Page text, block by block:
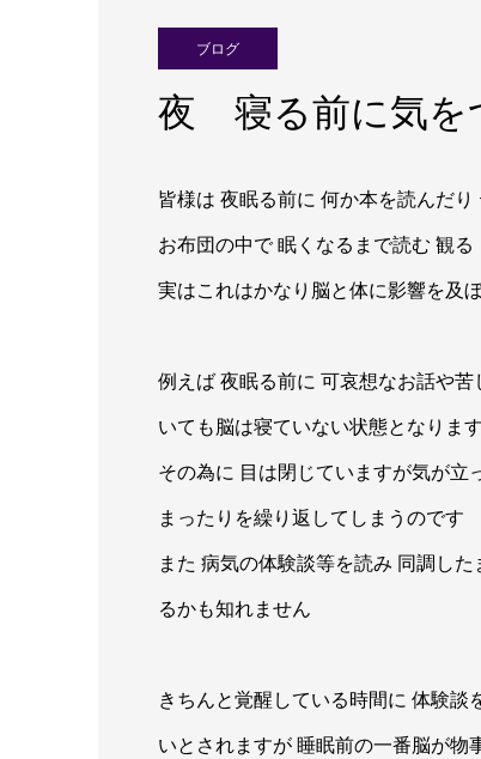
ブログ
夜 寝る前に気を
皆様は 夜眠る前に 何か本を読んだ
お布団の中で 眠くなるまで読む 観る
実はこれはかなり脳と体に影響を及
例えば 夜眠る前に 可哀想なお話や
いても脳は寝ていない状態となります
その為に 目は閉じていますが気が立
まったりを繰り返してしまうのです
また 病気の体験談等を読み 同調し
るかも知れません
きちんと覚醒している時間に 体験談
いとされますが 睡眠前の一番脳が